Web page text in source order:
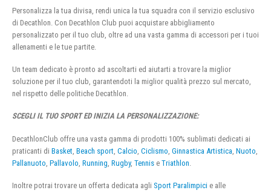
Personalizza la tua divisa, rendi unica la tua squadra con il servizio esclusivo
di Decathlon. Con Decathlon Club puoi acquistare abbigliamento
personalizzato per il tuo club, oltre ad una vasta gamma di accessori per i tuoi
allenamenti e le tue partite.
Un team dedicato è pronto ad ascoltarti ed aiutarti a trovare la miglior
soluzione per il tuo club, garantendoti la miglior qualità prezzo sul mercato,
nel rispetto delle politiche Decathlon.
SCEGLI IL TUO SPORT ED INIZIA LA PERSONALIZZAZIONE:
DecathlonClub offre una vasta gamma di prodotti 100% sublimati dedicati ai
praticanti di Basket Beach sport Calcio Ciclismo Ginnastica Artistica Nuoto
Pallanuoto Pallavolo Running Rugby, Tennis e Triathlon
Inoltre potrai trovare un offerta dedicata agli Sport Paralimpici e alle